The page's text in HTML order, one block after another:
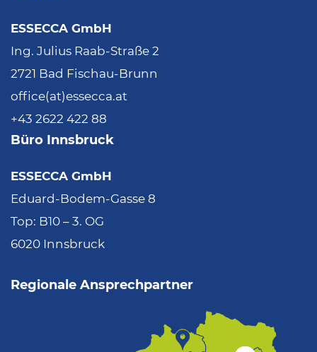
ESSECCA GmbH
Ing. Julius Raab-Straße 2
2721 Bad Fischau-Brunn
office(at)essecca.at
+43 2622 422 88
Büro Innsbruck
ESSECCA GmbH
Eduard-Bodem-Gasse 8
Top: B10 – 3. OG
6020 Innsbruck
Regionale Ansprechpartner